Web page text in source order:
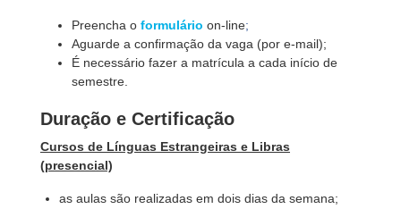
Preencha o formulário on-line;
Aguarde a confirmação da vaga (por e-mail);
É necessário fazer a matrícula a cada início de
semestre.
Duração e Certificação
Cursos de Línguas Estrangeiras e Libras
(presencial)
as aulas são realizadas em dois dias da semana;